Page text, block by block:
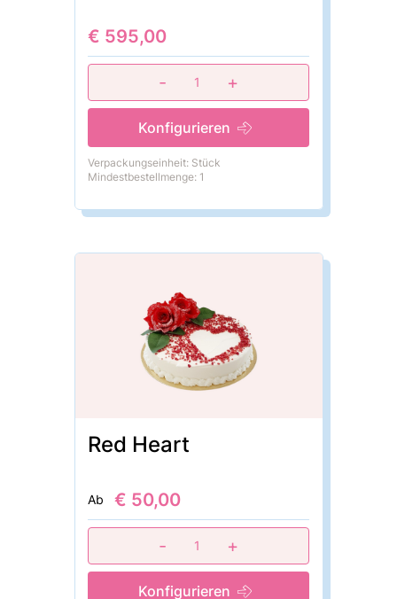
€ 595,00
- 1 +
Konfigurieren
Verpackungseinheit: Stück
Mindestbestellmenge: 1
Red Heart
Ab € 50,00
- 1 +
Konfigurieren